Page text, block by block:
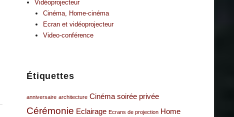
Vidéoprojecteur
Cinéma, Home-cinéma
Ecran et vidéoprojecteur
Video-conférence
Étiquettes
anniversaire architecture Cinéma soirée privée
Cérémonie Eclairage Ecrans de projection Home